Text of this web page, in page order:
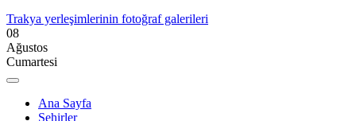
Trakya yerleşimlerinin fotoğraf galerileri
08
Ağustos
Cumartesi
Ana Sayfa
Şehirler